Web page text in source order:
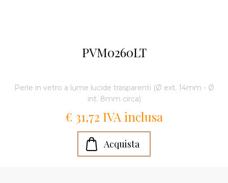
PVM0260LT
Perle in vetro a lume lucide trasparenti (Ø ext. 14mm - Ø
int. 8mm circa)
€ 31,72 IVA inclusa